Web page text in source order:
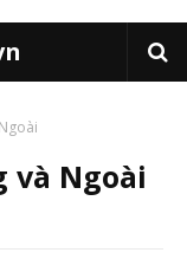
và Ngoài